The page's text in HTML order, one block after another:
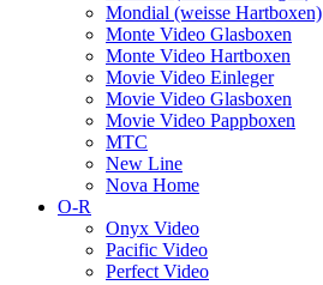
Mondial (weisse Hartboxen)
Monte Video Glasboxen
Monte Video Hartboxen
Movie Video Einleger
Movie Video Glasboxen
Movie Video Pappboxen
MTC
New Line
Nova Home
O-R
Onyx Video
Pacific Video
Perfect Video